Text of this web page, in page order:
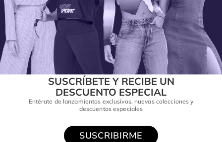
SUSCRÍBETE Y RECIBE UN
DESCUENTO ESPECIAL
Entérate de lanzamientos exclusivos, nuevas colecciones y
descuentos especiales
SUSCRIBIRME